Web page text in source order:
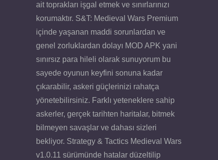
ait toprakları işgal etmek ve sınırlarınızı
korumaktır. S&T: Medieval Wars Premium
içinde yaşanan maddi sorunlardan ve
genel zorluklardan dolayı MOD APK yani
sınırsız para hileli olarak sunuyorum bu
sayede oyunun keyfini sonuna kadar
çıkarabilir, askeri güçlerinizi rahatça
yönetebilirsiniz. Farklı yeteneklere sahip
askerler, gerçek tarihten haritalar, bitmek
bilmeyen savaşlar ve dahası sizleri
bekliyor. Strategy & Tactics Medieval Wars
v1.0.11 sürümünde hatalar düzeltilip